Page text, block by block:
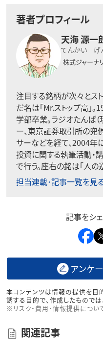
著者プロフィール
天海 源一
てんかい げ
株式ジャーナ
注目する銘柄が次々とス
だ名は「Mr.ストップ高」
学部卒業。ラジオたんぱ（
ー、東京証券取引所の兜
サーなどを経て、2004年
投資に関する執筆活動・
で行う。座右の銘は「人の逆
担当連載･記事一覧を見
記事をシ
アンケ
本コンテンツは情報の提供を目
誘する目的で、作成したものでは
※リスク・費用・情報提供につい
関連記事